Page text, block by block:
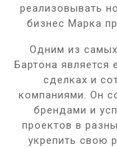
реализовывать
бизнес Марка
Одним из
Бартона является
сделках и
компаниями. Он
брендами и
проектов в
укрепить свою